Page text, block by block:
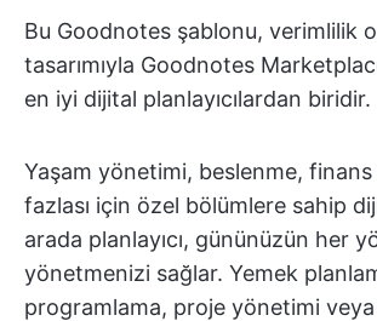
Bu Goodnotes şablonu, verimlilik
tasarımıyla Goodnotes
en iyi dijital planlayıcılardan biridir.
Yaşam yönetimi, beslenme, finans
fazlası için özel bölümlere sahip
arada planlayıcı, gününüzün her
yönetmenizi sağlar. Yemek
programlama, proje yönetimi veya